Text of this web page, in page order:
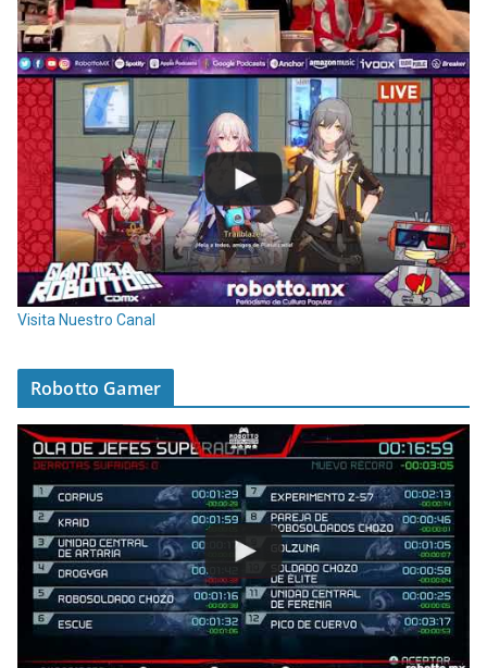
Visita Nuestro Canal
Robotto Gamer